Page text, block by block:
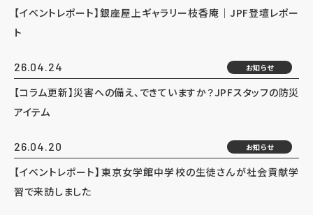
【イベントレポート】銀座屋上ギャラリー枝香庵｜JPF登壇レポー
ト
26.04.24 お知らせ
【コラム更新】災害への備え、できていますか？JPFスタッフの防災
アイテム
26.04.20 お知らせ
【イベントレポート】東京女学館中学校の生徒さんが社会貢献学
習で来訪しました